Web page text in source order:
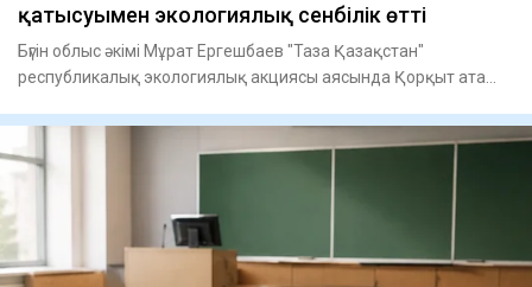
қатысуымен экологиялық сенбілік өтті
Бүгін облыс әкімі Мұрат Ергешбаев "Таза Қазақстан"
республикалық экологиялық акциясы аясында Қорқыт ата